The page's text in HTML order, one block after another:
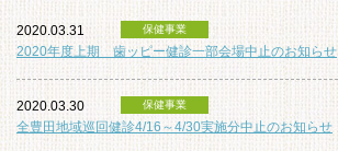
2020.03.31 保健事業
2020年度上期 歯ッピー健診一部会場中止のお知らせ
2020.03.30 保健事業
全豊田地域巡回健診4/16～4/30実施分中止のお知らせ